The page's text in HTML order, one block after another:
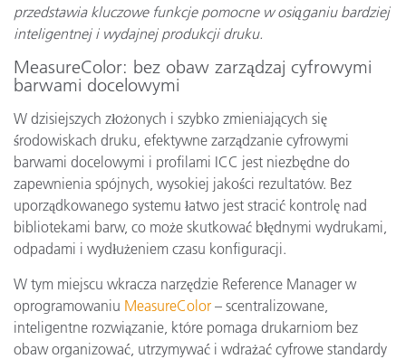
przedstawia kluczowe funkcje pomocne w osiąganiu bardziej
inteligentnej i wydajnej produkcji druku.
MeasureColor: bez obaw zarządzaj cyfrowymi
barwami docelowymi
W dzisiejszych złożonych i szybko zmieniających się
środowiskach druku, efektywne zarządzanie cyfrowymi
barwami docelowymi i profilami ICC jest niezbędne do
zapewnienia spójnych, wysokiej jakości rezultatów. Bez
uporządkowanego systemu łatwo jest stracić kontrolę nad
bibliotekami barw, co może skutkować błędnymi wydrukami,
odpadami i wydłużeniem czasu konfiguracji.
W tym miejscu wkracza narzędzie Reference Manager w
oprogramowaniu MeasureColor – scentralizowane,
inteligentne rozwiązanie, które pomaga drukarniom bez
obaw organizować, utrzymywać i wdrażać cyfrowe standardy